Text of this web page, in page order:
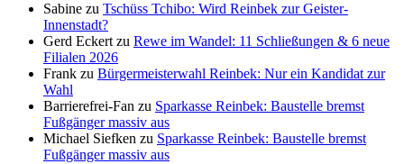
Sabine zu Tschüss Tchibo: Wird Reinbek zur Geister-
Innenstadt?
Gerd Eckert zu Rewe im Wandel: 11 Schließungen & 6 neue
Filialen 2026
Frank zu Bürgermeisterwahl Reinbek: Nur ein Kandidat zur
Wahl
Barrierefrei-Fan zu Sparkasse Reinbek: Baustelle bremst
Fußgänger massiv aus
Michael Siefken zu Sparkasse Reinbek: Baustelle bremst
Fußgänger massiv aus